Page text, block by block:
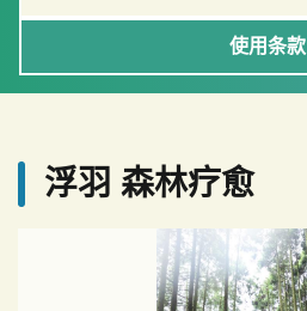
使用条款
浮羽 森林疗愈